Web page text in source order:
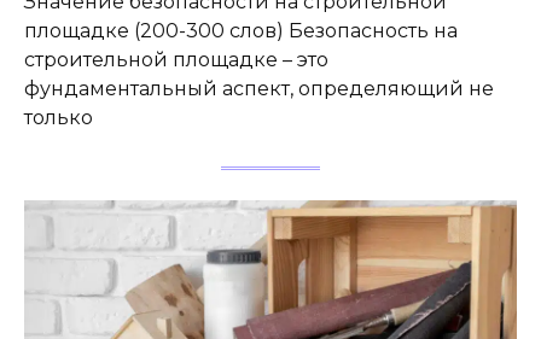
площадке (200-300 слов) Безопасность на
строительной площадке – это
фундаментальный аспект, определяющий не
только